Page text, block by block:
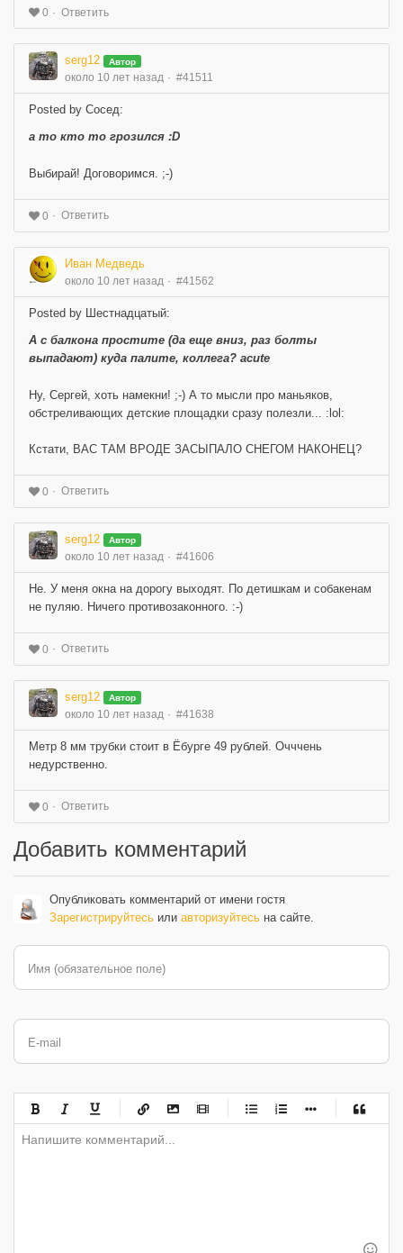
0 Ответить
serg12 Автор
около 10 лет назад #41511
Posted by Сосед:
а то кто то грозился :D
Выбирай! Договоримся. ;-)
0 Ответить
Иван Медведь
около 10 лет назад #41562
Posted by Шестнадцатый:
А с балкона простите (да еще вниз, раз болты
выпадают) куда палите, коллега? acute
Ну, Сергей, хоть намекни! ;-) А то мысли про маньяков,
обстреливающих детские площадки сразу полезли... :lol:
Кстати, ВАС ТАМ ВРОДЕ ЗАСЫПАЛО СНЕГОМ НАКОНЕЦ?
0 Ответить
serg12 Автор
около 10 лет назад #41606
Не. У меня окна на дорогу выходят. По детишкам и собакенам
не пуляю. Ничего противозаконного. :-)
0 Ответить
serg12 Автор
около 10 лет назад #41638
Метр 8 мм трубки стоит в Ёбурге 49 рублей. Очччень
недурственно.
0 Ответить
Добавить комментарий
Опубликовать комментарий от имени гостя
Зарегистрируйтесь или авторизуйтесь на сайте.
Имя (обязательное поле)
E-mail
-
-
-